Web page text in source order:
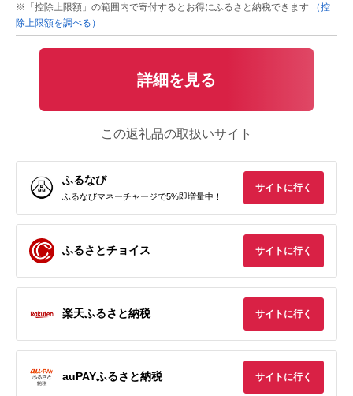
※「控除上限額」の範囲内で寄付するとお得にふるさと納税できます
（控
除上限額を調べる）
詳細を見る
この返礼品の取扱いサイト
ふるなび
ふるなびマネーチャージで5%即増量中！
サイトに行く
ふるさとチョイス サイトに行く
楽天ふるさと納税 サイトに行く
auPAYふるさと納税 サイトに行く